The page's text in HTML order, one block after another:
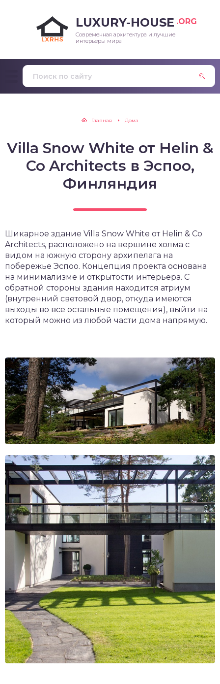
LUXURY-HOUSE .ORG
Современная архитектура и лучшие
интерьеры мира
Главная Дома
Villa Snow White от Helin &
Co Architects в Эспоо,
Финляндия
Шикарное здание Villa Snow White от Helin & Co
Architects, расположено на вершине холма с
видом на южную сторону архипелага на
побережье Эспоо. Концепция проекта основана
на минимализме и открытости интерьера. С
обратной стороны здания находится атриум
(внутренний световой двор, откуда имеются
выходы во все остальные помещения), выйти на
который можно из любой части дома напрямую.